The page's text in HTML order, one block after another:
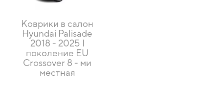
Коврики в салон
Hyundai Palisade
2018 - 2025 I
поколение EU
Crossover 8 - ми
местная